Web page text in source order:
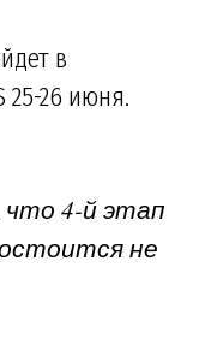
в
25-26 июня.
4-й этап
не